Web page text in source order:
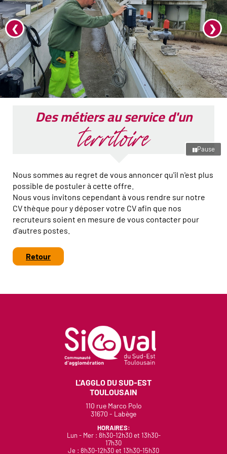
Image
précédente
▮▮Pause
Des métiers au service d'un
territoire
Nous sommes au regret de vous annoncer qu'il n'est plus
possible de postuler à cette offre.
Nous vous invitons cependant à vous rendre sur notre
CV thèque pour y déposer votre CV afin que nos
recruteurs soient en mesure de vous contacter pour
d'autres postes.
Retour
L'AGGLO DU SUD-EST
TOULOUSAIN
110 rue Marco Polo
31670 - Labège
HORAIRES:
Lun - Mer : 8h30-12h30 et 13h30-
17h30
Je : 8h30-12h30 et 13h30-15h30